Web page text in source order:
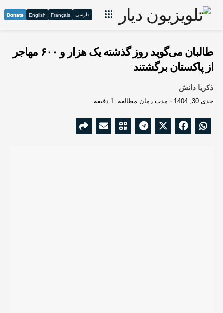
فارسی Français
English
Donate
طالبان می‌گوید روز گذشته یک‌ هزار و ۶۰۰ مهاجر
از پاکستان برگشتند
ذکریا دانش
جدی 30, 1404 مدت زمان مطالعه: 1 دقیقه